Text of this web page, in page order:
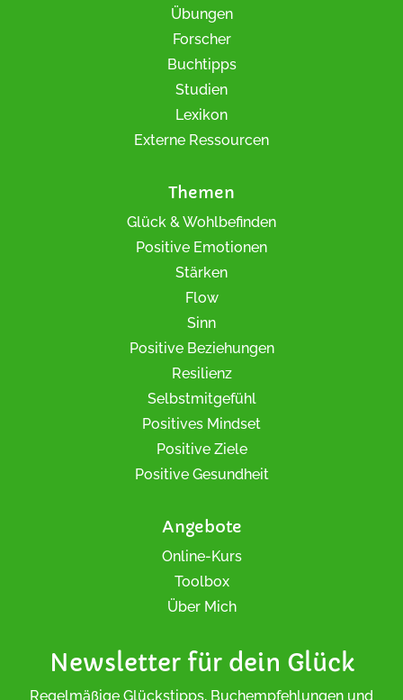
Übungen
Forscher
Buchtipps
Studien
Lexikon
Externe Ressourcen
Themen
Glück & Wohlbefinden
Positive Emotionen
Stärken
Flow
Sinn
Positive Beziehungen
Resilienz
Selbstmitgefühl
Positives Mindset
Positive Ziele
Positive Gesundheit
Angebote
Online-Kurs
Toolbox
Über Mich
Newsletter für dein Glück
Regelmäßige Glückstipps, Buchempfehlungen und